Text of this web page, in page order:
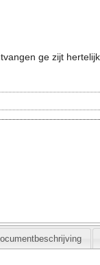
ge zijt hertelijk